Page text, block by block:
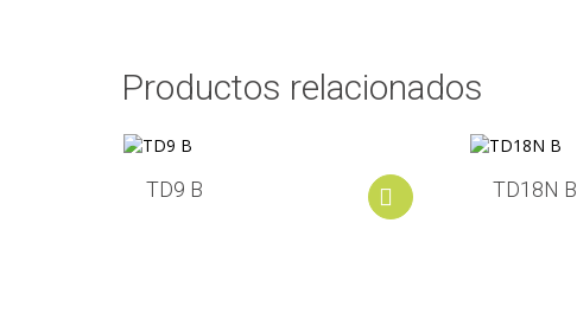
Productos relacionados
TD9 B Add to cartTD18N B